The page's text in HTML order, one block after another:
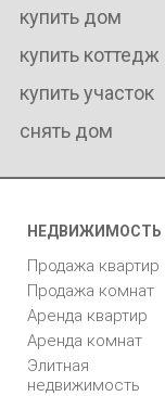
купить дом
купить коттедж
купить участок
снять дом
НЕДВИЖИМОСТЬ
Продажа квартир
Продажа комнат
Аренда квартир
Аренда комнат
Элитная
недвижимость